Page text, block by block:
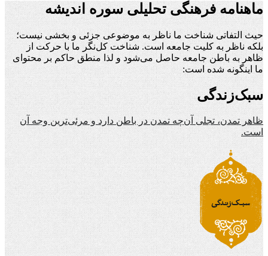
ماهنامه فرهنگی تحلیلی سوره اندیشه
حیث التفاتی شناخت ما ناظر به موضوعی جزئی و بخشی نیست؛
بلکه ناظر به کلیت جامعه است. شناخت کل‌نگر ما با حرکت از
ظاهر به باطن جامعه حاصل می‌شود و لذا منطق حاکم بر محتوای
ما اینگونه شده است:
سبک‌زندگی
ظاهر تمدن، تجلی آن‌چه تمدن در باطن دارد و مرئی‌ترین وجه آن
است.